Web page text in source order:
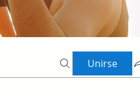
Unirse